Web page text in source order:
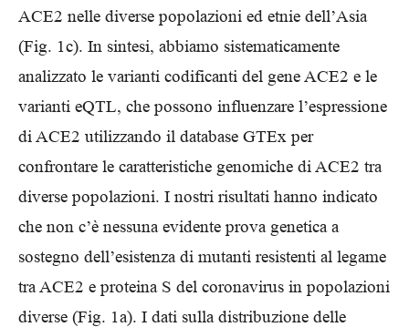
ACE2 nelle diverse popolazioni ed etnie dell’Asia
(Fig. 1c). In sintesi, abbiamo sistematicamente
analizzato le varianti codificanti del gene ACE2 e le
varianti eQTL, che possono influenzare l’espressione
di ACE2 utilizzando il database GTEx per
confrontare le caratteristiche genomiche di ACE2 tra
diverse popolazioni. I nostri risultati hanno indicato
che non c’è nessuna evidente prova genetica a
sostegno dell’esistenza di mutanti resistenti al legame
tra ACE2 e proteina S del coronavirus in popolazioni
diverse (Fig. 1a). I dati sulla distribuzione delle